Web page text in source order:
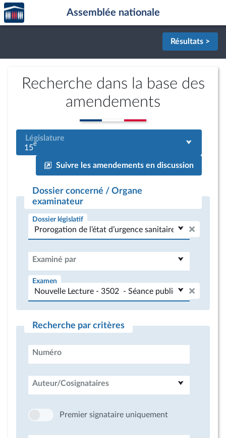
Aller au contenu
Aller en bas de la page
Accèder
à la
page
Assemblée nationale
Résultats >
Recherche dans la base des
amendements
Législature
15e
Suivre les amendements en discussion
Dossier concerné / Organe
examinateur
Dossier législatif
Examiné par
Examen
Recherche par critères
Numéro
Auteur/Cosignataires
Premier signataire uniquement